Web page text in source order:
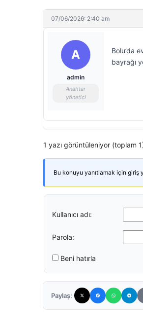
07/06/2026: 2:40 am
A
admin
Anahtar
yönetici
Bolu’da
bayrağı
1 yazı görüntüleniyor (toplam
Bu konuyu yanıtlamak için giriş
Kullanıcı adı:
Parola:
Beni hatırla
Paylaş: